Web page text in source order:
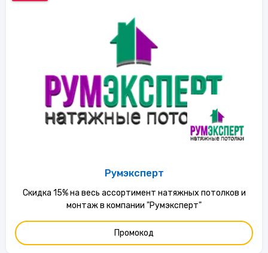
Румэксперт
Скидка 15% на весь ассортимент натяжных потолков и
монтаж в компании "Румэксперт"
Промокод